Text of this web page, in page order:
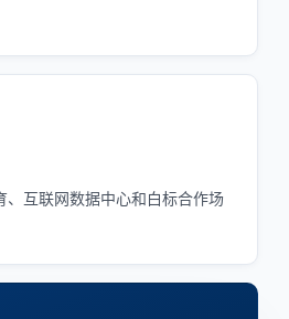
、互联网数据中心和白标合作场